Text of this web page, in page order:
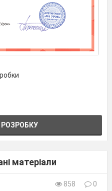
матеріали
858
0